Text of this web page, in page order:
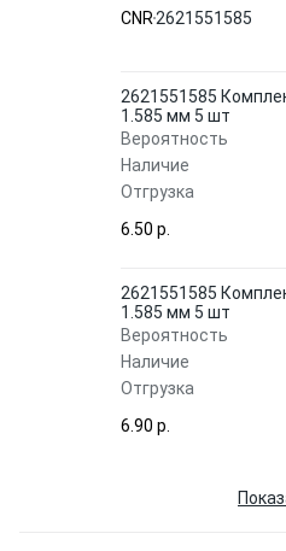
CNR 2621551585
2621551585
1.585 мм 5 шт
Вероятность
Наличие
Отгрузка
6.50 p.
2621551585
1.585 мм 5 шт
Вероятность
Наличие
Отгрузка
6.90 p.